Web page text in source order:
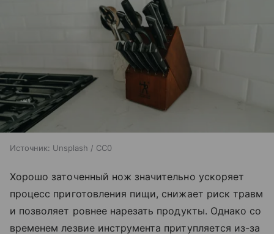
Источник: Unsplash / CC0
Хорошо заточенный нож значительно ускоряет
процесс приготовления пищи, снижает риск травм
и позволяет ровнее нарезать продукты. Однако со
временем лезвие инструмента притупляется из-за